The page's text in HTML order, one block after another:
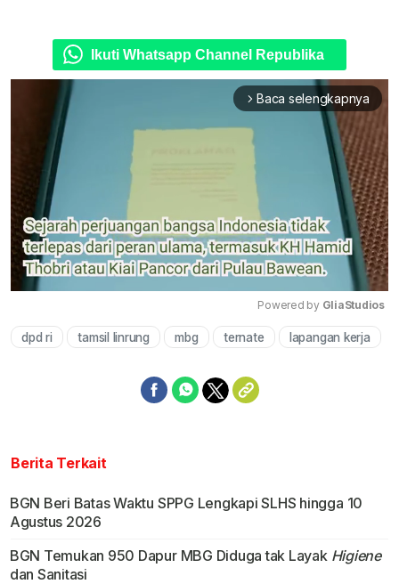
Ikuti Whatsapp Channel Republika
arrow_forward_ios Baca selengkapnya
Mute
Powered by GliaStudios
dpd ri tamsil linrung mbg ternate lapangan kerja
Berita Terkait
BGN Beri Batas Waktu SPPG Lengkapi SLHS hingga 10
Agustus 2026
BGN Temukan 950 Dapur MBG Diduga tak Layak Higiene
dan Sanitasi